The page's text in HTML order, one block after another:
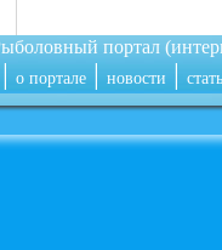
портал
о портале|новости|